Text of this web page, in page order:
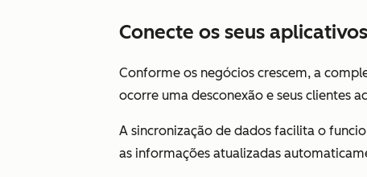
Conecte os seus
Conforme os negócios crescem, a
ocorre uma desconexão e seus clientes
A sincronização de dados facilita o
as informações atualizadas